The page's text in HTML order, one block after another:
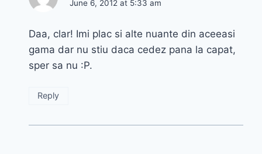
June 6, 2012 at 5:33 am
Daa, clar! Imi plac si alte nuante din aceeasi
gama dar nu stiu daca cedez pana la capat,
sper sa nu :P.
Reply